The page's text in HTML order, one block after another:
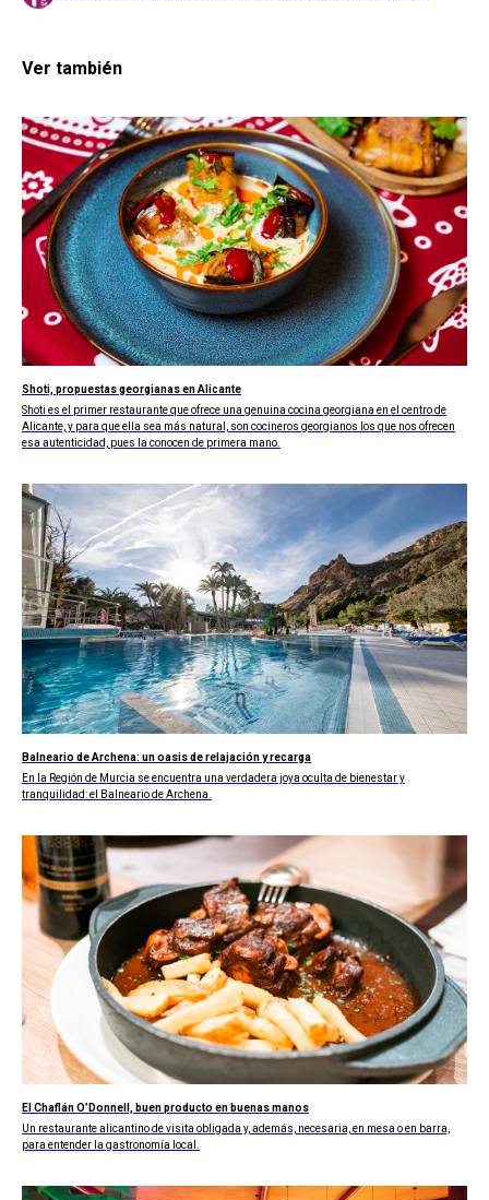
Ver también
Shoti, propuestas georgianas en Alicante
Shoti es el primer restaurante que ofrece una genuina cocina georgiana en el centro de
Alicante, y para que ella sea más natural, son cocineros georgianos los que nos ofrecen
esa autenticidad, pues la conocen de primera mano.
Balneario de Archena: un oasis de relajación y recarga
En la Región de Murcia se encuentra una verdadera joya oculta de bienestar y
tranquilidad: el Balneario de Archena.
El Chaflán O’Donnell, buen producto en buenas manos
Un restaurante alicantino de visita obligada y, además, necesaria, en mesa o en barra,
para entender la gastronomía local.